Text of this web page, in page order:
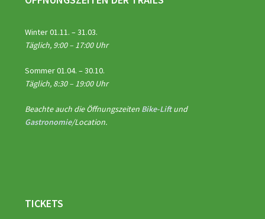
Winter 01.11. – 31.03.
Täglich, 9:00 – 17:00 Uhr
Sommer 01.04. – 30.10.
Täglich, 8:30 – 19:00 Uhr
Beachte auch die Öffnungszeiten Bike-Lift und
Gastronomie/Location.
TICKETS